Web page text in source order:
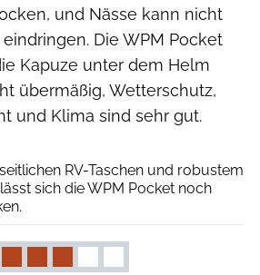
und Nässe kann nicht
Die WPM Pocket
Kapuze unter dem Helm
übermäßig, Wetterschutz,
und Klima sind sehr gut.
RV-Taschen und robustem
sich die WPM ­Pocket noch